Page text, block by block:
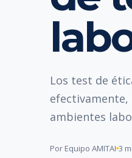
Los test de
ambientes
Por Equipo AMITAI 3